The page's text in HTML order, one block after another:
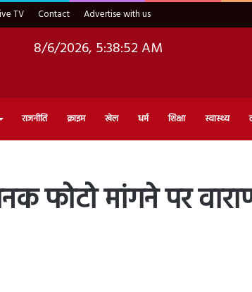
TV Contact Advertise with us
8/6/2026, 5:38:53 AM
राजनीति क्राइम खेल धर्म शिक्षा स्वास्थ्य
फोटो मांगने पर